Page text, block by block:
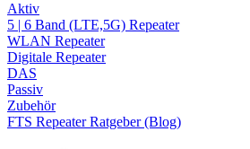
Aktiv
5 | 6 Band (LTE,5G) Repeater
WLAN Repeater
Digitale Repeater
DAS
Passiv
Zubehör
FTS Repeater Ratgeber (Blog)